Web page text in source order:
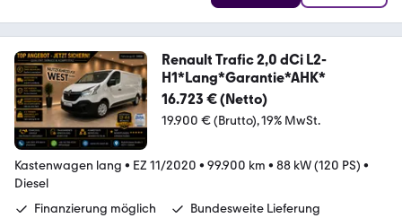
Renault Trafic 2,0 dCi L2-
H1*Lang*Garantie*AHK*
16.723 € (Netto)
19.900 € (Brutto) 19% MwSt.
Kastenwagen lang • EZ 11/2020 • 99.900 km • 88 kW (120 PS) •
Diesel
Finanzierung möglich
Bundesweite Lieferung